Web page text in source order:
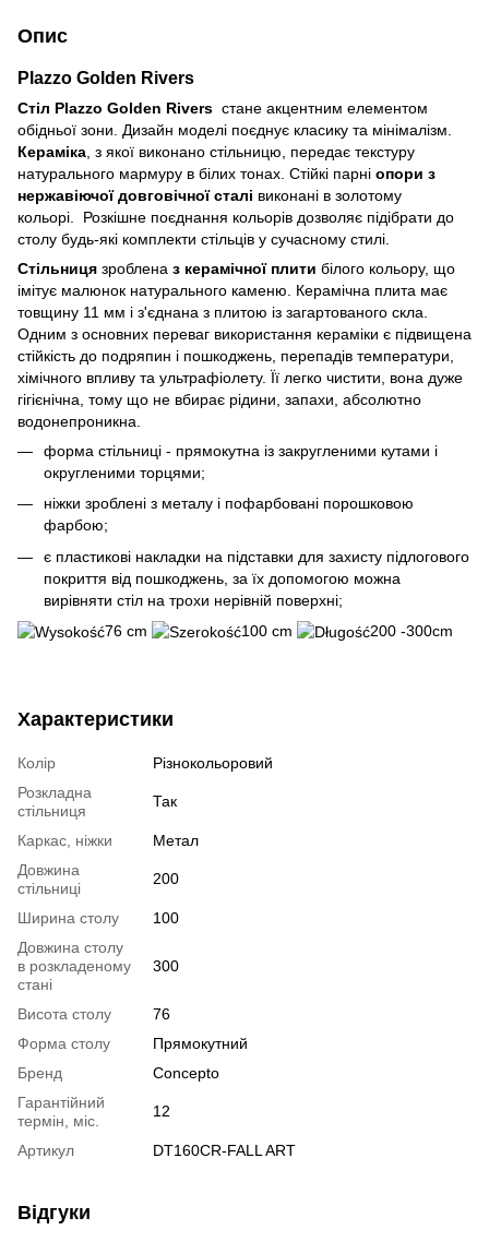
Опис
Plazzo Golden Rivers
Стіл Plazzo Golden Rivers стане акцентним елементом
обідньої зони. Дизайн моделі поєднує класику та мінімалізм.
Кераміка , з якої виконано стільницю, передає текстуру
натурального мармуру в білих тонах. Стійкі парні опори з
нержавіючої довговічної сталі виконані в золотому
кольорі. Розкішне поєднання кольорів дозволяє підібрати до
столу будь-які комплекти стільців у сучасному стилі.
Стільниця зроблена з керамічної плити білого кольору, що
імітує малюнок натурального каменю. Керамічна плита має
товщину 11 мм і з'єднана з плитою із загартованого скла.
Одним з основних переваг використання кераміки є підвищена
стійкість до подряпин і пошкоджень, перепадів температури,
хімічного впливу та ультрафіолету. Її легко чистити, вона дуже
гігієнічна, тому що не вбирає рідини, запахи, абсолютно
водонепроникна.
форма стільниці - прямокутна із закругленими кутами і
округленими торцями;
ніжки зроблені з металу і пофарбовані порошковою
фарбою;
є пластикові накладки на підставки для захисту підлогового
покриття від пошкоджень, за їх допомогою можна
вирівняти стіл на трохи нерівній поверхні;
76 cm
100 cm 200 -300cm
Характеристики
Колір
Різнокольоровий
Розкладна
стільниця
Так
Каркас, ніжки
Метал
Довжина
стільниці
200
Ширина столу
100
Довжина столу
в розкладеному
стані
300
Висота столу
76
Форма столу
Прямокутний
Бренд
Concepto
Гарантійний
термін, міс.
12
Артикул DT160CR-FALL ART
Відгуки